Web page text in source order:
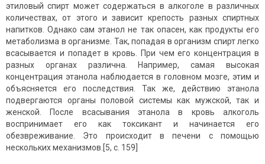
этиловый спирт может содержаться в алкоголе в различных
количествах, от этого и зависит крепость разных спиртных
напитков. Однако сам этанол не так опасен, как продукты его
метаболизма в организме. Так, попадая в организм спирт легко
всасывается и попадет в кровь. При чем его концентрация в
разных органах различна. Например, самая высокая
концентрация этанола наблюдается в головном мозге, этим и
объясняется его последствия. Так же, действию этанола
подвергаются органы половой системы как мужской, так и
женской. После всасывания этанола в кровь алкоголь
воспринимает его как токсикант и начинается его
обезвреживание. Это происходит в печени с помощью
нескольких механизмов.[5, с. 159]